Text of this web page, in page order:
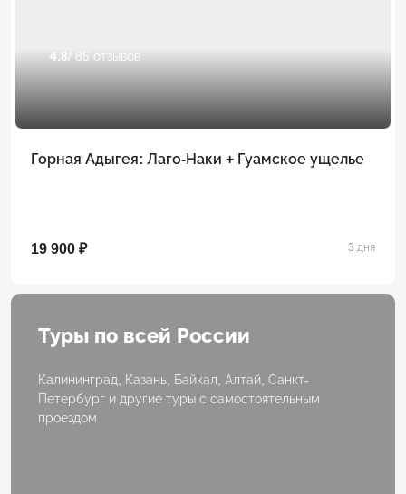
4.8/ 85 отзывов
Горная Адыгея: Лаго-Наки + Гуамское ущелье
19 900 ₽ 3 дня
Туры по всей России
Калининград, Казань, Байкал, Алтай, Санкт-
Петербург и другие туры с самостоятельным
проездом